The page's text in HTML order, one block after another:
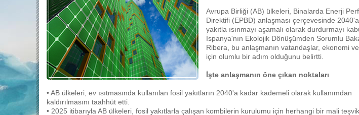
Avrupa Birliği (AB) ülkeleri, Binalarda Enerji
Direktifi (EPBD) anlaşması çerçevesinde
yakıtla ısınmayı aşamalı olarak durdurmayı
İspanya'nın Ekolojik Dönüşümden Sorumlu
Ribera, bu anlaşmanın vatandaşlar, ekonomi
için olumlu bir adım olduğunu belirtti.
İşte anlaşmanın öne çıkan noktaları
• AB ülkeleri, ev ısıtmasında kullanılan fosil yakıtların 2040'a kadar kademeli olarak kullanımdan
kaldırılmasını taahhüt etti.
• 2025 itibarıyla AB ülkeleri, fosil yakıtlarla çalışan kombilerin kurulumu için herhangi bir mali teşvik